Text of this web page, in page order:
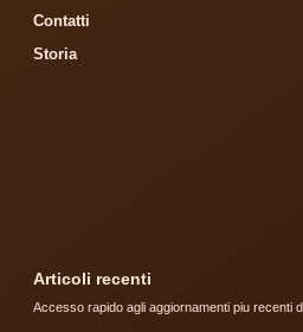
Contatti
Storia
Articoli recenti
Accesso rapido agli aggiornamenti piu recenti